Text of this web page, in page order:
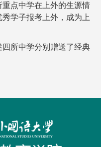
点中学在上外的生源情
学子报考上外，成为上
所中学分别赠送了经典